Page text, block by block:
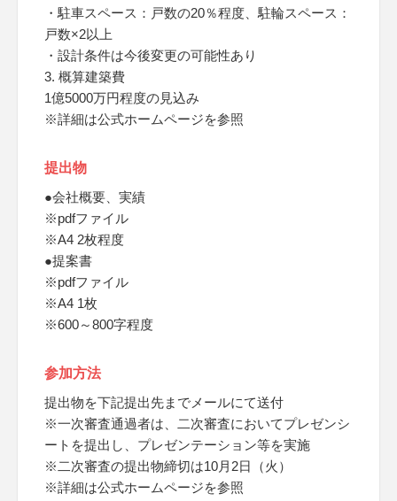
・駐車スペース：戸数の20％程度、駐輪スペース：
戸数×2以上
・設計条件は今後変更の可能性あり
3. 概算建築費
1億5000万円程度の見込み
※詳細は公式ホームページを参照
提出物
●会社概要、実績
※pdfファイル
※A4 2枚程度
●提案書
※pdfファイル
※A4 1枚
※600～800字程度
参加方法
提出物を下記提出先までメールにて送付
※一次審査通過者は、二次審査においてプレゼンシ
ートを提出し、プレゼンテーション等を実施
※二次審査の提出物締切は10月2日（火）
※詳細は公式ホームページを参照